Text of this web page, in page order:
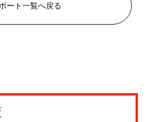
ート一覧へ戻る